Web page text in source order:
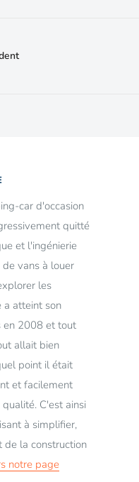
car d'occasion
quitté
et l'ingénierie
vans à louer
les
a atteint son
en 2008 et tout
allait bien
point il était
et facilement
C'est ainsi
à simplifier,
la construction
notre page